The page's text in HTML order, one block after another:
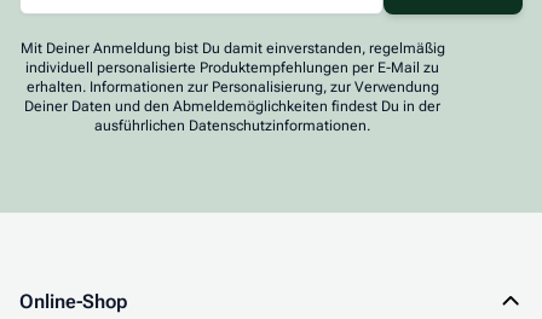
Mit Deiner Anmeldung bist Du damit einverstanden, regelmäßig
individuell personalisierte Produktempfehlungen per E-Mail zu
erhalten. Informationen zur Personalisierung, zur Verwendung
Deiner Daten und den Abmeldemöglichkeiten findest Du in der
ausführlichen Datenschutzinformationen.
Online-Shop